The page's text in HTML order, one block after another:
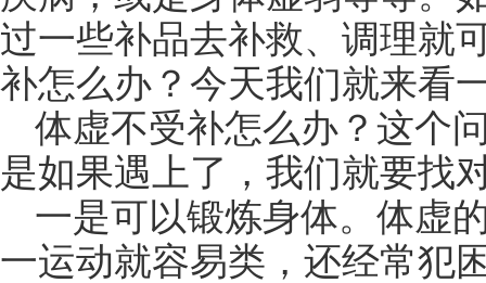
过一些补品去补救、调理就
补怎么办？今天我们就来看
体虚不受补怎么办？这个
是如果遇上了，我们就要找
一是可以锻炼身体。体虚
一运动就容易类，还经常犯